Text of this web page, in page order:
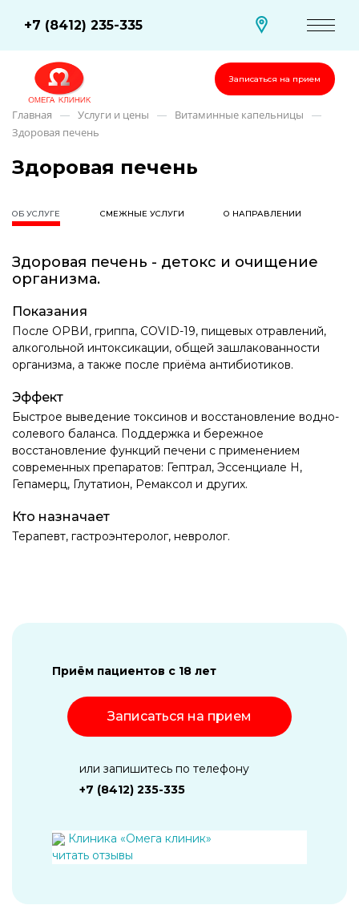
Записаться на прием
+7 (8412) 235-335
Главная — Услуги и цены — Витаминные капельницы —
Здоровая печень
Здоровая печень
ОБ УСЛУГЕ СМЕЖНЫЕ УСЛУГИ О НАПРАВЛЕНИИ
Здоровая печень - детокс и очищение
организма.
Показания
После ОРВИ, гриппа, COVID-19, пищевых отравлений,
алкогольной интоксикации, общей зашлакованности
организма, а также после приёма антибиотиков.
Эффект
Быстрое выведение токсинов и восстановление водно-
солевого баланса. Поддержка и бережное
восстановление функций печени с применением
современных препаратов: Гептрал, Эссенциале Н,
Гепамерц, Глутатион, Ремаксол и других.
Кто назначает
Терапевт, гастроэнтеролог, невролог.
Приём пациентов с 18 лет
Записаться на прием
или запишитесь по телефону
+7 (8412) 235-335
Клиника «Омега клиник»
читать отзывы